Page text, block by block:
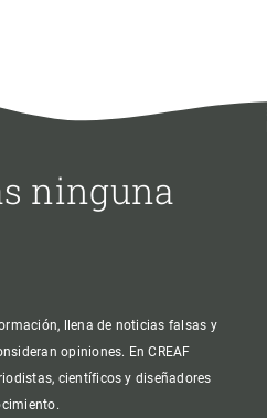
ninguna
llena de noticias falsas y
opiniones. En CREAF
científicos y diseñadores